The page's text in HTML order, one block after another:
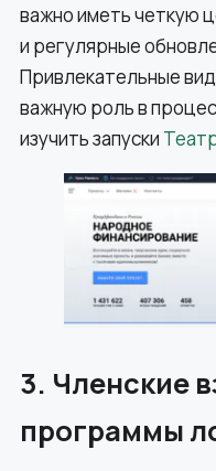
важно иметь четкую
и регулярные
Привлекательные
важную роль в
изучить запуски
3. Членские
программы